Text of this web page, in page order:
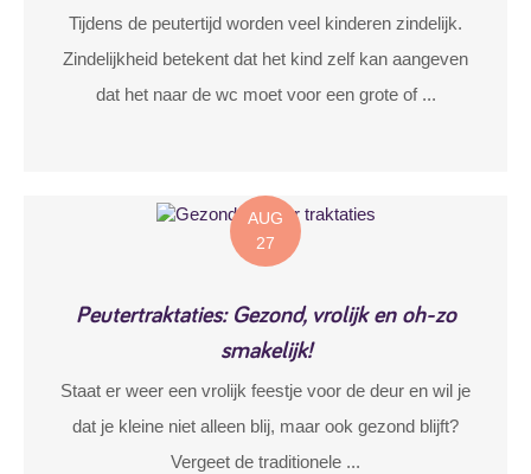
Tijdens de peutertijd worden veel kinderen zindelijk.
Zindelijkheid betekent dat het kind zelf kan aangeven
dat het naar de wc moet voor een grote of ...
AUG
27
Peutertraktaties: Gezond, vrolijk en oh-zo
smakelijk!
Staat er weer een vrolijk feestje voor de deur en wil je
dat je kleine niet alleen blij, maar ook gezond blijft?
Vergeet de traditionele ...